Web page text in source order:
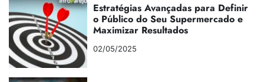
Estratégias Avançadas para Definir
o Público do Seu Supermercado e
Maximizar Resultados
02/05/2025